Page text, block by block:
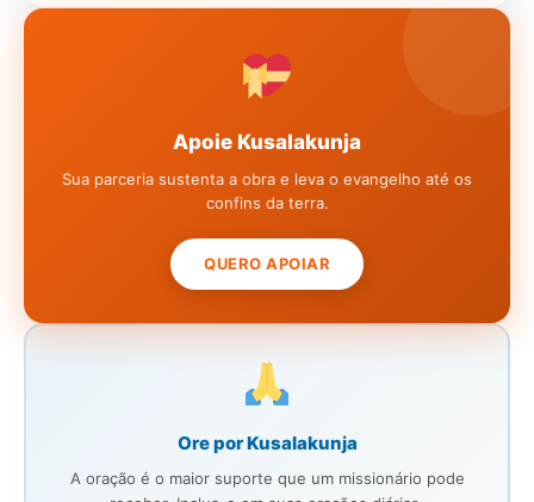
Apoie Kusalakunja
Sua parceria sustenta a obra e leva o evangelho até os
confins da terra.
QUERO APOIAR
Ore por Kusalakunja
A oração é o maior suporte que um missionário pode